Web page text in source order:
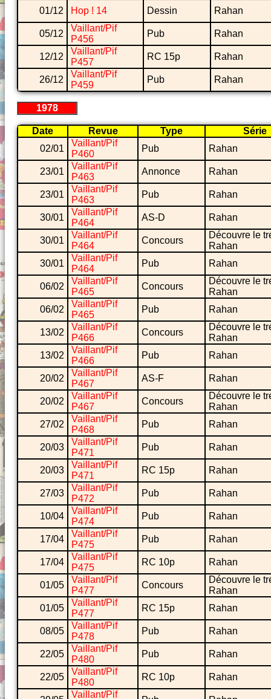
01/12 Hop ! 14 Dessin Rahan
05/12
Vaillant/Pif
P456
Pub Rahan
12/12
Vaillant/Pif
P457
RC 15p Rahan
26/12
Vaillant/Pif
P459
Pub Rahan
1978
Date Revue Type
Série
02/01
Vaillant/Pif
P460
Pub Rahan
23/01
Vaillant/Pif
P463
Annonce Rahan
23/01
Vaillant/Pif
P463
Pub Rahan
30/01
Vaillant/Pif
P464
AS-D Rahan
30/01
Vaillant/Pif
P464
Concours
Découvre le
Rahan
30/01
Vaillant/Pif
P464
Pub Rahan
06/02
Vaillant/Pif
P465
Concours
Découvre le
Rahan
06/02
Vaillant/Pif
P465
Pub Rahan
13/02
Vaillant/Pif
P466
Concours
Découvre le
Rahan
13/02
Vaillant/Pif
P466
Pub Rahan
20/02
Vaillant/Pif
P467
AS-F Rahan
20/02
Vaillant/Pif
P467
Concours
Découvre le
Rahan
27/02
Vaillant/Pif
P468
Pub Rahan
20/03
Vaillant/Pif
P471
Pub Rahan
20/03
Vaillant/Pif
P471
RC 15p Rahan
27/03
Vaillant/Pif
P472
Pub Rahan
10/04
Vaillant/Pif
P474
Pub Rahan
17/04
Vaillant/Pif
P475
Pub Rahan
17/04
Vaillant/Pif
P475
RC 10p Rahan
01/05
Vaillant/Pif
P477
Concours
Découvre le
Rahan
01/05
Vaillant/Pif
P477
RC 15p Rahan
08/05
Vaillant/Pif
P478
Pub Rahan
22/05
Vaillant/Pif
P480
Pub Rahan
22/05
Vaillant/Pif
P480
RC 10p Rahan
Vaillant/Pif